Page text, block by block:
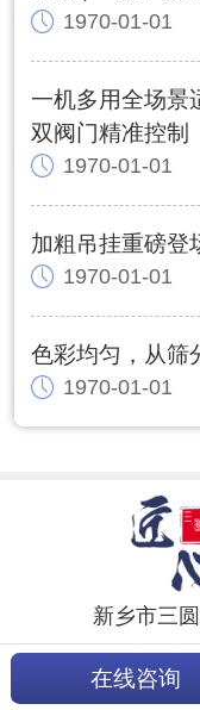
1970-01-01
一机多用全场景
双阀门精准控制
1970-01-01
加粗吊挂重磅登
1970-01-01
色彩均匀，从筛
1970-01-01
新乡市三
在线咨询